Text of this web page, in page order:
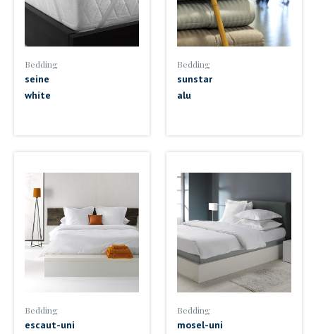
Bedding
seine
white
Bedding
sunstar
alu
Bedding
escaut-uni
Bedding
mosel-uni